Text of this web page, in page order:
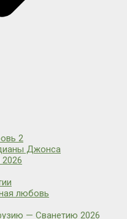
2
Джонса
любовь
— Сванетию 2026